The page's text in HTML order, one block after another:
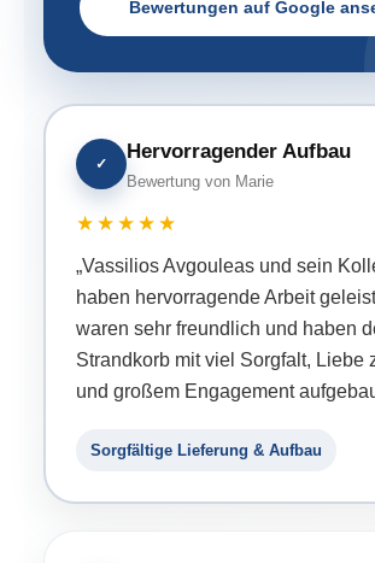
Bewertungen auf Google
✓
Hervorragender Aufbau
Bewertung von Marie
★★★★★
„Vassilios Avgouleas und sein
haben hervorragende Arbeit
waren sehr freundlich und haben
Strandkorb mit viel Sorgfalt, Liebe
und großem Engagement
Sorgfältige Lieferung & Aufbau